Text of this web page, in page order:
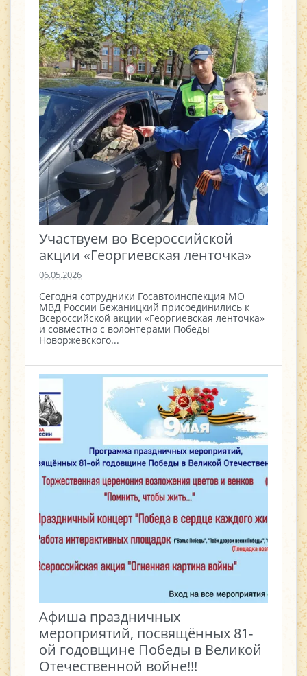
Участвуем во Всероссийской
акции «Георгиевская ленточка»
06.05.2026
Сегодня сотрудники Госавтоинспекция МО
МВД России Бежаницкий присоединились к
Всероссийской акции «Георгиевская ленточка»
и совместно с волонтерами Победы
Новоржевского...
Афиша праздничных
мероприятий, посвящённых 81-
ой годовщине Победы в Великой
Отечественной войне!!!